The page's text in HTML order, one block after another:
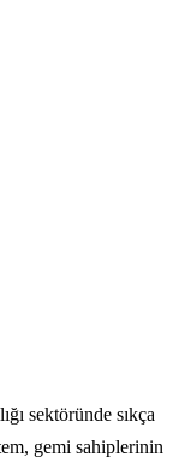
sektöründe sıkça
gemi sahiplerinin